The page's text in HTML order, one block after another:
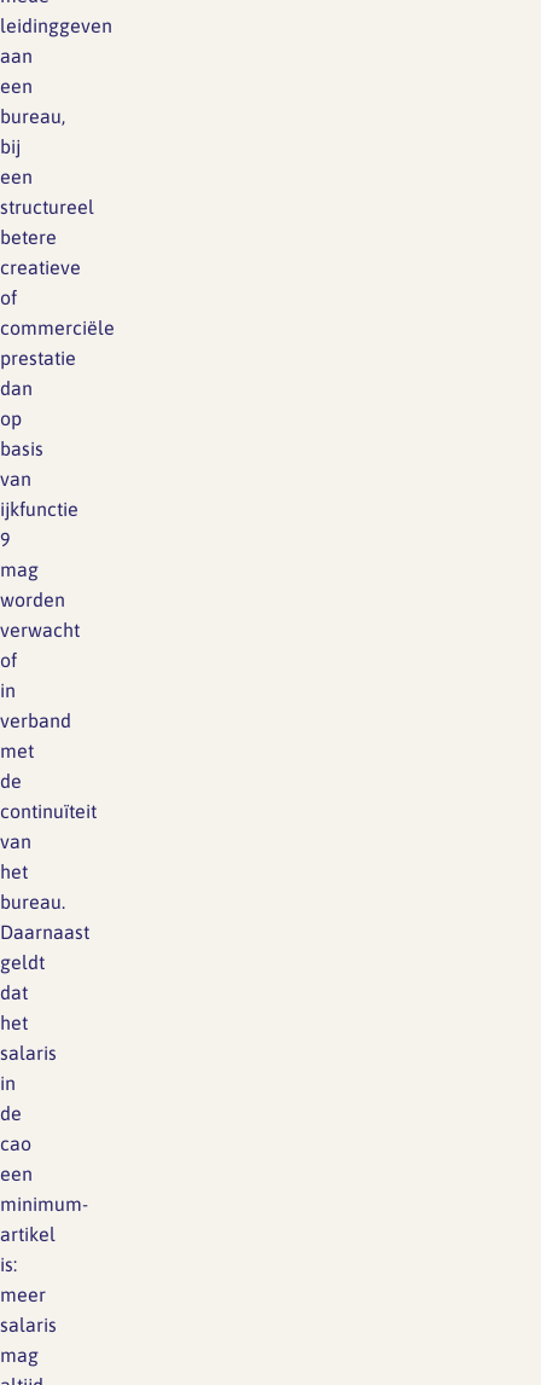
leidinggeven
aan
een
bureau,
bij
een
structureel
betere
creatieve
of
commerciële
prestatie
dan
op
basis
van
ijkfunctie
9
mag
worden
verwacht
of
in
verband
met
de
continuïteit
van
het
bureau.
Daarnaast
geldt
dat
het
salaris
in
de
cao
een
minimum-
artikel
is:
meer
salaris
mag